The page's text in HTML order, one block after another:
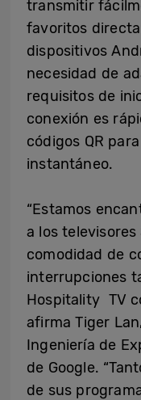
transmitir
favoritos
dispositivos
necesidad de
requisitos de
conexión es
códigos QR
instantáneo.
“Estamos
a los
comodidad de
interrupciones
Hospitality TV
afirma Tiger
Ingeniería de
de Google.
de sus